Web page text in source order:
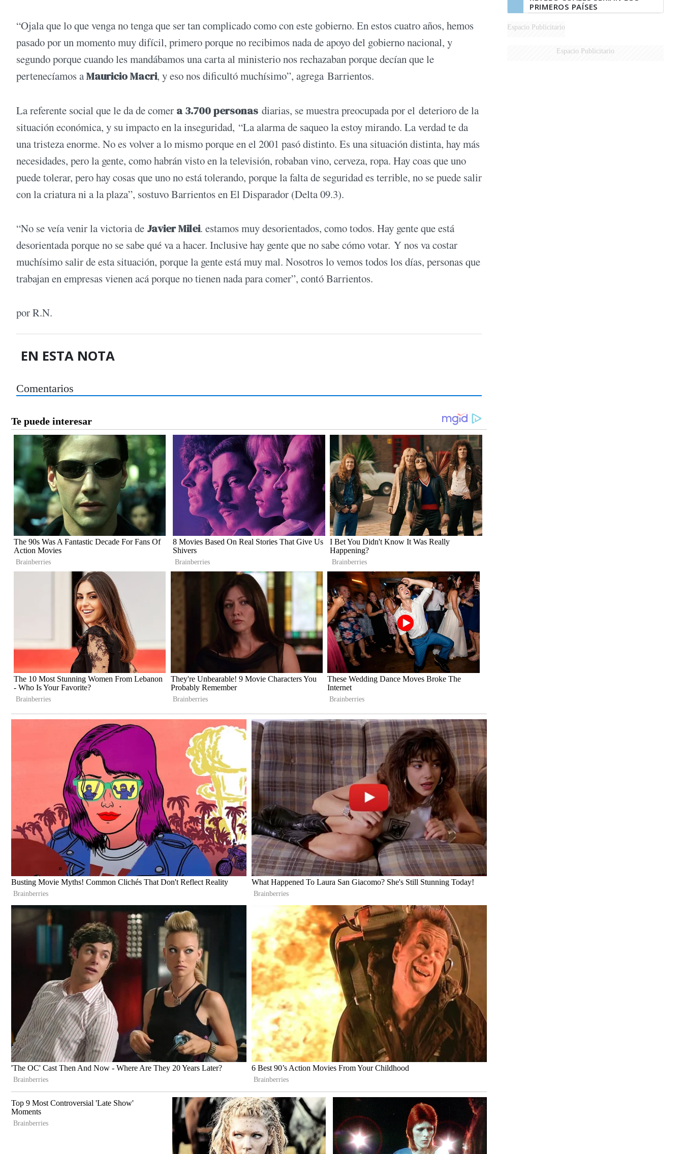
“Ojala que lo que venga no tenga que ser tan complicado como con este gobierno. En estos cuatro años, hemos
pasado por un momento muy difícil, primero porque no recibimos nada de apoyo del gobierno nacional, y
segundo porque cuando les mandábamos una carta al ministerio nos rechazaban porque decían que le
pertenecíamos aMauricio Macri, y eso nos dificultó muchísimo”, agrega Barrientos.
La referente social que le da de comer a 3.700 personas diarias, se muestra preocupada por el deterioro de la
situación económica, y su impacto en la inseguridad, “La alarma de saqueo la estoy mirando. La verdad te da
una tristeza enorme. No es volver a lo mismo porque en el 2001 pasó distinto. Es una situación distinta, hay más
necesidades, pero la gente, como habrán visto en la televisión, robaban vino, cerveza, ropa. Hay coas que uno
puede tolerar, pero hay cosas que uno no está tolerando, porque la falta de seguridad es terrible, no se puede salir
con la criatura ni a la plaza”, sostuvo Barrientos en El Disparador (Delta 09.3).
“No se veía venir la victoria de Javier Milei. estamos muy desorientados, como todos. Hay gente que está
desorientada porque no se sabe qué va a hacer. Inclusive hay gente que no sabe cómo votar. Y nos va costar
muchísimo salir de esta situación, porque la gente está muy mal. Nosotros lo vemos todos los días, personas que
trabajan en empresas vienen acá porque no tienen nada para comer”, contó Barrientos.
por R.N.
EN ESTA NOTA
Comentarios
PRIMEROS PAÍSES
LATINOAMERICANOS EN SER
DERROTADOS
Espacio Publicitario
Espacio Publicitario